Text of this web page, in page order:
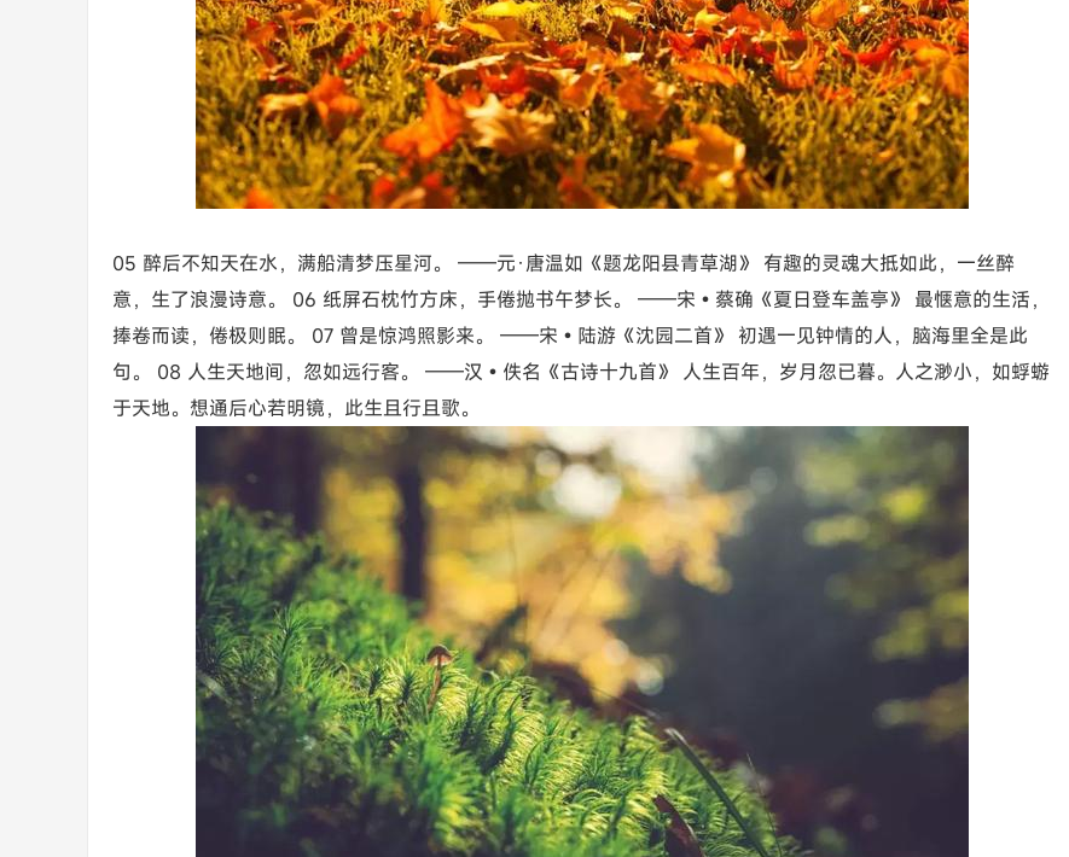
05 醉后不知天在水，满船清梦压星河。 ——元·唐温如《题龙阳县青草湖》 有趣的灵魂大抵如此，一丝醉
意，生了浪漫诗意。 06 纸屏石枕竹方床，手倦抛书午梦长。 ——宋•蔡确《夏日登车盖亭》 最惬意的生活，
捧卷而读，倦极则眠。 07 曾是惊鸿照影来。 ——宋•陆游《沈园二首》 初遇一见钟情的人，脑海里全是此
句。 08 人生天地间，忽如远行客。 ——汉•佚名《古诗十九首》 人生百年，岁月忽已暮。人之渺小，如蜉蝣
于天地。想通后心若明镜，此生且行且歌。